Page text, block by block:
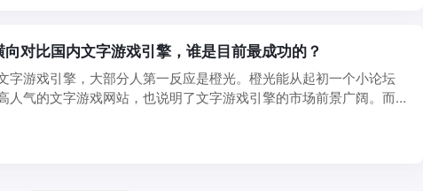
向对比国内文字游戏引擎，谁是目前最成功的？
字游戏引擎，大部分人第一反应是橙光。橙光能从起初一个小论坛
人气的文字游戏网站，也说明了文字游戏引擎的市场前景广阔。而